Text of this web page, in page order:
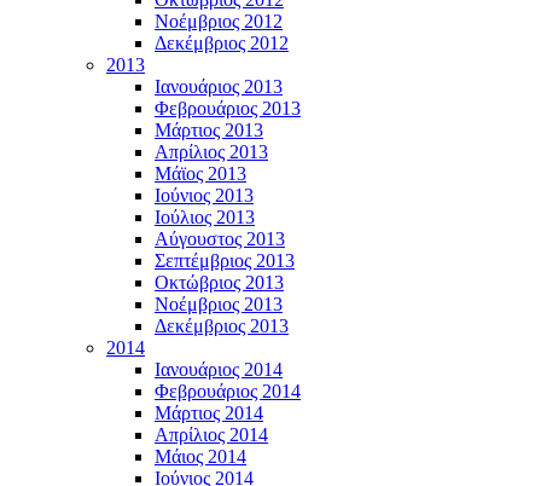
Νοέμβριος 2012
Δεκέμβριος 2012
2013
Ιανουάριος 2013
Φεβρουάριος 2013
Μάρτιος 2013
Απρίλιος 2013
Μάϊος 2013
Ιούνιος 2013
Ιούλιος 2013
Αύγουστος 2013
Σεπτέμβριος 2013
Οκτώβριος 2013
Νοέμβριος 2013
Δεκέμβριος 2013
2014
Ιανουάριος 2014
Φεβρουάριος 2014
Μάρτιος 2014
Απρίλιος 2014
Μάιος 2014
Ιούνιος 2014